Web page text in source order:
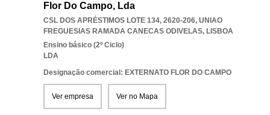
Flor Do Campo, Lda
CSL DOS APRÉSTIMOS LOTE 134, 2620-206, UNIAO
FREGUESIAS RAMADA CANECAS ODIVELAS, LISBOA
Ensino básico (2º Ciclo)
LDA
Designação comercial: EXTERNATO FLOR DO CAMPO
Ver empresa Ver no Mapa